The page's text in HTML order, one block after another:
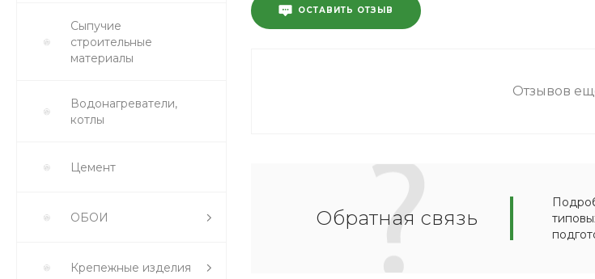
Сыпучие
строительные
материалы
Водонагреватели,
котлы
Цемент
ОБОИ
Крепежные изделия
ОСТАВИТЬ ОТЗЫВ
Отзывов
Обратная связь